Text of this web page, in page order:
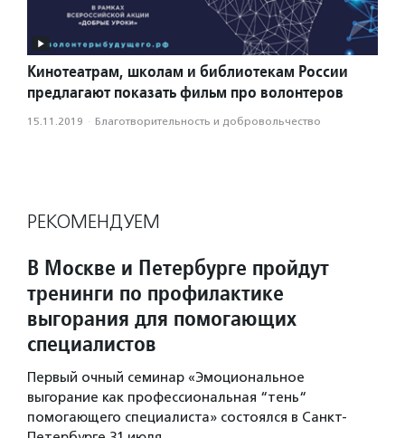
Кинотеатрам, школам и библиотекам России
предлагают показать фильм про волонтеров
15.11.2019 · Благотвори­тель­ность и доброволь­чест­во
РЕКОМЕНДУЕМ
В Москве и Петербурге пройдут
тренинги по профилактике
выгорания для помогающих
специалистов
Первый очный семинар «Эмоциональное
выгорание как профессиональная “тень“
помогающего специалиста» состоялся в Санкт-